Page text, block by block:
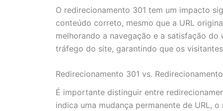
O redirecionamento 301 tem um impacto
conteúdo correto, mesmo que a URL
melhorando a navegação e a satisfação
tráfego do site, garantindo que os
Redirecionamento 301 vs.
É importante distinguir entre
indica uma mudança permanente de URL,